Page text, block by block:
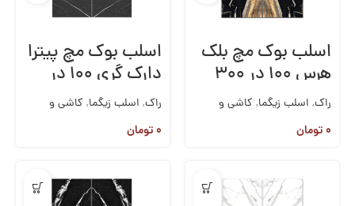
اسلب بوک مچ بلک
هرس ۱۰۰ در ۳۰۰
زیگما
راک, اسلب زیگما, کاشی و
سرامیک
۰تومان
اسلب بوک مچ پیترا
دارک گری ۱۰۰ در
۳۰۰ زیگما
راک, اسلب زیگما, کاشی و
سرامیک
۰تومان